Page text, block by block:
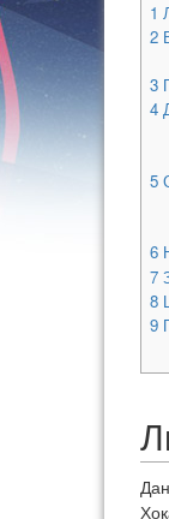
1
2
3
4
5
6
7
8
9